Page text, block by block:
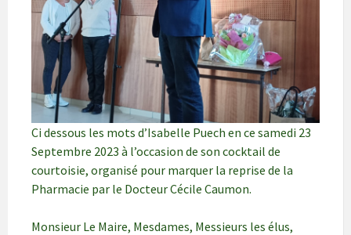
Ci dessous les mots d’Isabelle Puech en ce samedi 23
Septembre 2023 à l’occasion de son cocktail de
courtoisie, organisé pour marquer la reprise de la
Pharmacie par le Docteur Cécile Caumon.
Monsieur Le Maire, Mesdames, Messieurs les élus,